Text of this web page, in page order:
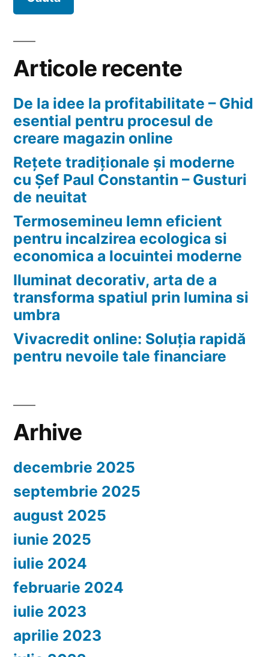
Articole recente
De la idee la profitabilitate – Ghid
esential pentru procesul de
creare magazin online
Rețete tradiționale și moderne
cu Șef Paul Constantin – Gusturi
de neuitat
Termosemineu lemn eficient
pentru incalzirea ecologica si
economica a locuintei moderne
Iluminat decorativ, arta de a
transforma spatiul prin lumina si
umbra
Vivacredit online: Soluția rapidă
pentru nevoile tale financiare
Arhive
decembrie 2025
septembrie 2025
august 2025
iunie 2025
iulie 2024
februarie 2024
iulie 2023
aprilie 2023